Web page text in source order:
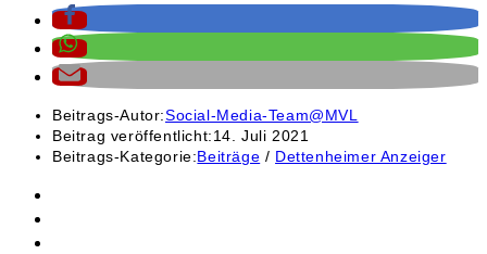
Beitrags-Autor:Social-Media-Team@MVL
Beitrag veröffentlicht:14. Juli 2021
Beitrags-Kategorie:Beiträge / Dettenheimer Anzeiger